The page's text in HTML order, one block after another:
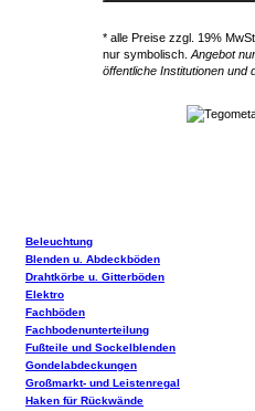
* alle Preise zzgl. 19%
nur symbolisch. Angebot
öffentliche Institutionen und
Beleuchtung
Blenden u. Abdeckböden
Drahtkörbe u. Gitterböden
Elektro
Fachböden
Fachbodenunterteilung
Fußteile und Sockelblenden
Gondelabdeckungen
Großmarkt- und Leistenregal
Haken für Rückwände